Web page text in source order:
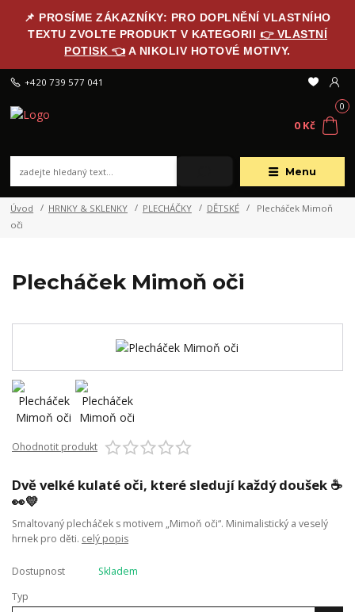
📌 PROSÍME ZÁKAZNÍKY: PRO DOPLNĚNÍ VLASTNÍHO
TEXTU ZVOLTE PRODUKT V KATEGORII 👉 VLASTNÍ
POTISK 👈 A NIKOLIV HOTOVÉ MOTIVY.
Menu
+420 739 577 041
0
0 Kč
Úvod HRNKY & SKLENKY PLECHÁČKY DĚTSKÉ
Plecháček Mimoň
oči
Plecháček Mimoň oči
Ohodnotit produkt
Dvě velké kulaté oči, které sledují každý doušek ☕
👀💛
Smaltovaný plecháček s motivem „Mimoň oči“. Minimalistický a veselý
hrnek pro děti. celý popis
Dostupnost
Skladem
Typ